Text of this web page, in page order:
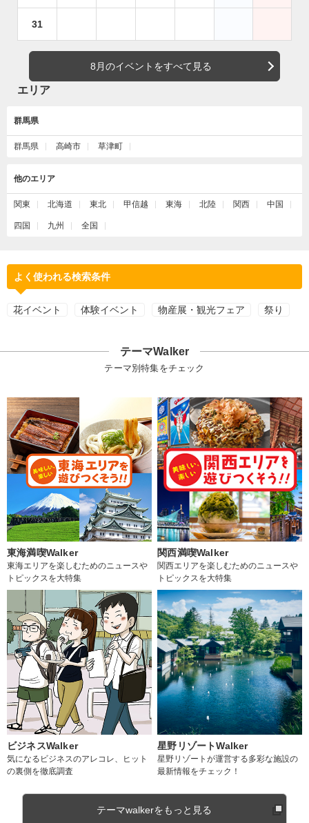
31
8月のイベントをすべて見る
エリア
群馬県
群馬県 高崎市 草津町
他のエリア
関東 北海道 東北 甲信越 東海 北陸 関西 中国
四国 九州 全国
よく使われる検索条件
花イベント 体験イベント 物産展・観光フェア 祭り
テーマWalker
テーマ別特集をチェック
東海満喫Walker
東海エリアを楽しむためのニュースや
トピックスを大特集
関西満喫Walker
関西エリアを楽しむためのニュースや
トピックスを大特集
ビジネスWalker
気になるビジネスのアレコレ、ヒット
の裏側を徹底調査
星野リゾートWalker
星野リゾートが運営する多彩な施設の
最新情報をチェック！
テーマwalkerをもっと見る